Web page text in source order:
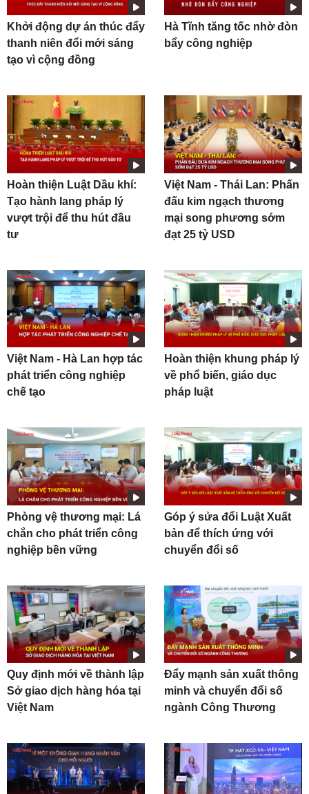
Khởi động dự án thúc đẩy
thanh niên đổi mới sáng
tạo vì cộng đồng
Hà Tĩnh tăng tốc nhờ đòn
bẩy công nghiệp
Hoàn thiện Luật Dầu khí:
Tạo hành lang pháp lý
vượt trội để thu hút đầu
tư
Việt Nam - Thái Lan: Phấn
đấu kim ngạch thương
mại song phương sớm
đạt 25 tỷ USD
Việt Nam - Hà Lan hợp tác
phát triển công nghiệp
chế tạo
Hoàn thiện khung pháp lý
về phổ biến, giáo dục
pháp luật
Phòng vệ thương mại: Lá
chắn cho phát triển công
nghiệp bền vững
Góp ý sửa đổi Luật Xuất
bản để thích ứng với
chuyển đổi số
Quy định mới về thành lập
Sở giao dịch hàng hóa tại
Việt Nam
Đẩy mạnh sản xuất thông
minh và chuyển đổi số
ngành Công Thương